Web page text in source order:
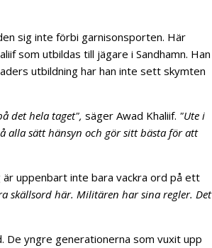
sig inte förbi garnisonsporten. Här
som utbildas till jägare i Sandhamn. Han
utbildning har han inte sett skymten
det hela taget", säger Awad Khaliif. "Ute i
alla sätt hänsyn och gör sitt bästa för att
uppenbart inte bara vackra ord på ett
skällsord här. Militären har sina regler. Det
De yngre generationerna som vuxit upp